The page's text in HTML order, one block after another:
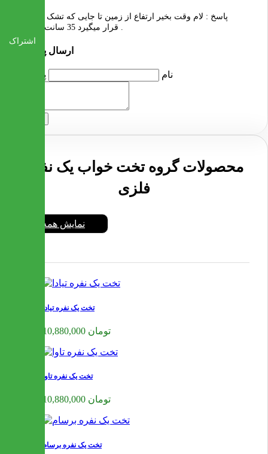
پاسخ : لام وقت بخیر ارتفاع از زمین تا جایی که تشک روی آن
ارسال پرسش
نام پرسش
محصولات گروه تخت خواب یک نفره
فلزی
نمایش همه
تخت یک نفره تیادا
10,880,000 تومان
تخت یک نفره تاوا
10,880,000 تومان
تخت یک نفره برسام
اشتراک